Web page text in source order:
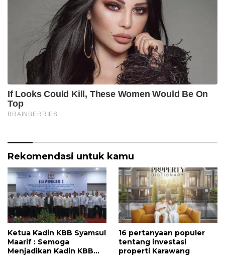
Rekomendasi untuk kamu
Ketua Kadin KBB Syamsul
Maarif : Semoga
Menjadikan Kadin KBB
16 pertanyaan populer
tentang investasi
properti Karawang